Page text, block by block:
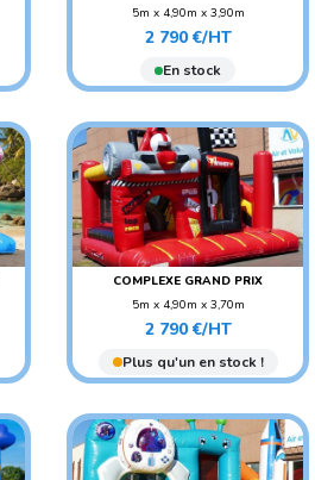
5m x 4,90m x 3,90m
POIDS : 150 KG
AGE CONSEILLÉ : ENFANT
Prix
2 790 €/HT
En stock
COMPLEXE GRAND PRIX
5m x 4,90m x 3,70m
POIDS : 160 KG
AGE CONSEILLÉ : ENFANT
Prix
2 790 €/HT
Plus qu'un en stock !